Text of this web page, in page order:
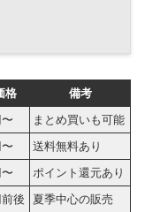
格
備考
まとめ買いも可能
送料無料あり
ポイント還元あり
後 夏季中心の販売